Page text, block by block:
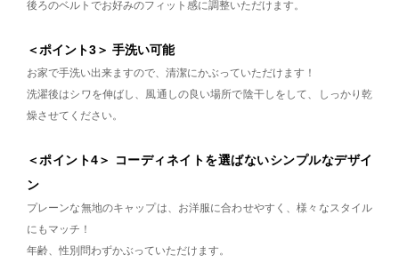
後ろのベルトでお好みのフィット感に調整いただけます。
＜ポイント3＞ 手洗い可能
お家で手洗い出来ますので、清潔にかぶっていただけます！
洗濯後はシワを伸ばし、風通しの良い場所で陰干しをして、しっかり乾
燥させてください。
＜ポイント4＞ コーディネイトを選ばないシンプルなデザイ
ン
プレーンな無地のキャップは、お洋服に合わせやすく、様々なスタイル
にもマッチ！
年齢、性別問わずかぶっていただけます。